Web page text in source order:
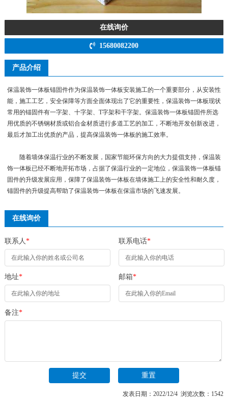
在线询价
15680082200
产品介绍
保温装饰一体板锚固件作为保温装饰一体板安装施工的一个重要部分，从安装性
能，施工工艺，安全保障等方面全面体现出了它的重要性，保温装饰一体板现状
常用的锚固件有一字架、十字架、T字架和干字架。保温装饰一体板锚固件所选
用优质的不锈钢材质或铝合金材质进行多道工艺的加工，不断地开发创新改进，
最后才加工出优质的产品，提高保温装饰一体板的施工效率。
随着墙体保温行业的不断发展，国家节能环保方向的大力提倡支持，保温装
饰一体板已经不断地开拓市场，占据了保温行业的一定地位，保温装饰一体板锚
固件的升级发展应用，保障了保温装饰一体板在墙体施工上的安全性和耐久度，
锚固件的升级提高帮助了保温装饰一体板在保温市场的飞速发展。
在线询价
联系人* 联系电话*
地址* 邮箱*
备注*
发表日期：2022/12/4 浏览次数：1542